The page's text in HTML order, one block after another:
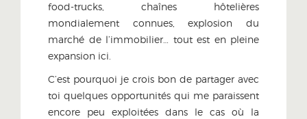
food-trucks, chaînes hôtelières
mondialement connues, explosion du
marché de l’immobilier… tout est en pleine
expansion ici.
C’est pourquoi je crois bon de partager avec
toi quelques opportunités qui me paraissent
encore peu exploitées dans le cas où la